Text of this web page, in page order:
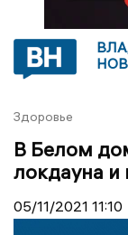
Здоровье
В Белом
локдауна и
05/11/2021 11:10